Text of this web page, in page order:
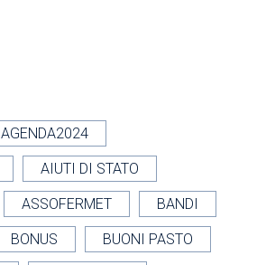
AGENDA2024
AIUTI DI STATO
ASSOFERMET BANDI
BONUS BUONI PASTO